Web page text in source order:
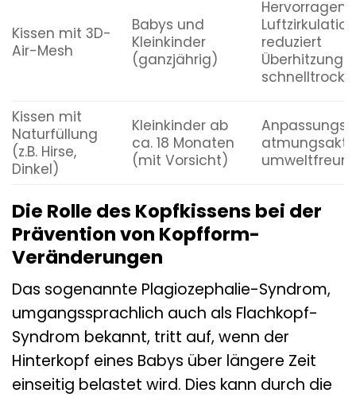
Kissen mit 3D-
Air-Mesh
Babys und
Kleinkinder
(ganzjährig)
reduziert
Kissen mit
Naturfüllung
(z.B. Hirse,
Dinkel)
Kleinkinder ab
ca. 18 Monaten
(mit Vorsicht)
Die Rolle des Kopfkissens bei der
Prävention von Kopfform-
Veränderungen
Das sogenannte Plagiozephalie-Syndrom,
umgangssprachlich auch als Flachkopf-
Syndrom bekannt, tritt auf, wenn der
Hinterkopf eines Babys über längere Zeit
einseitig belastet wird. Dies kann durch die